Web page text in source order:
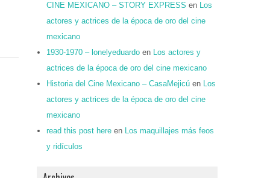
CINE MEXICANO – STORY EXPRESS en Los
actores y actrices de la época de oro del cine
mexicano
1930-1970 – lonelyeduardo en Los actores y
actrices de la época de oro del cine mexicano
Historia del Cine Mexicano – CasaMejicú en Los
actores y actrices de la época de oro del cine
mexicano
read this post here en Los maquillajes más feos
y ridículos